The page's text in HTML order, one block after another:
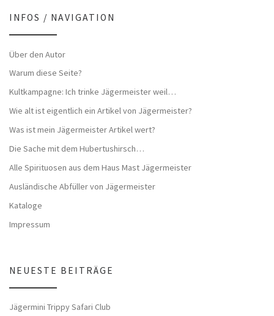
INFOS / NAVIGATION
Über den Autor
Warum diese Seite?
Kultkampagne: Ich trinke Jägermeister weil…
Wie alt ist eigentlich ein Artikel von Jägermeister?
Was ist mein Jägermeister Artikel wert?
Die Sache mit dem Hubertushirsch…
Alle Spirituosen aus dem Haus Mast Jägermeister
Ausländische Abfüller von Jägermeister
Kataloge
Impressum
NEUESTE BEITRÄGE
Jägermini Trippy Safari Club